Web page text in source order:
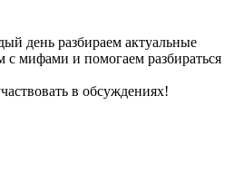
день разбираем актуальные
мифами и помогаем разбираться
в обсуждениях!